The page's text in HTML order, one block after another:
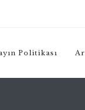
Politikası